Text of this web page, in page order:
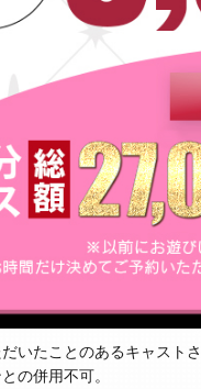
いたことのあるキャスト
の併用不可。